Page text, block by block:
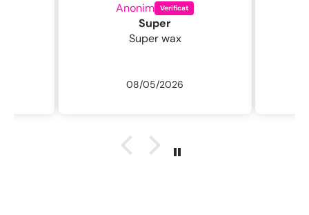
Anonim
Super
Super wax
08/05/2026